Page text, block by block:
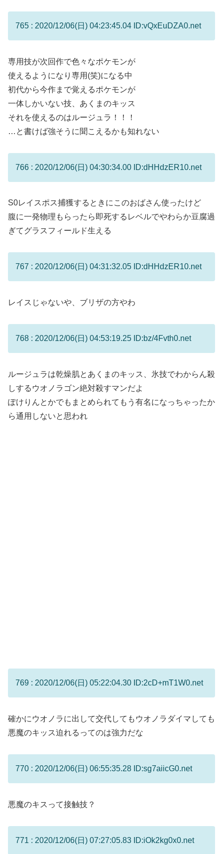
765 : 2020/12/06(日) 04:23:45.04 ID:vQxEuDZA0.net
専用技が次回作で色々なポケモンが
使えるようになり専用(笑)になる中
初代から今作まで覚えるポケモンが
一体しかいない技、あくまのキッス
それを使えるのはルージュラ！！！
…と書けば強そうに聞こえるかも知れない
766 : 2020/12/06(日) 04:30:34.00 ID:dHHdzER10.net
S0レイスポス捕獲するときにこのおばさん使ったけど
腹に一発物理もらったら即死するレベルでやわらか豆腐過
ぎてグラスフィールド生える
767 : 2020/12/06(日) 04:31:32.05 ID:dHHdzER10.net
レイスじゃないや、ブリザの方やわ
768 : 2020/12/06(日) 04:53:19.25 ID:bz/4Fvth0.net
ルージュラは乾燥肌とあくまのキッス、氷技でわからん殺
しするウオノラゴン絶対殺すマンだよ
ぽけりんとかでもまとめられてもう有名になっちゃったか
ら通用しないと思われ
769 : 2020/12/06(日) 05:22:04.30 ID:2cD+mT1W0.net
確かにウオノラに出して交代してもウオノラダイマしても
悪魔のキッス迫れるってのは強力だな
770 : 2020/12/06(日) 06:55:35.28 ID:sg7aiicG0.net
悪魔のキスって接触技？
771 : 2020/12/06(日) 07:27:05.83 ID:iOk2kg0x0.net